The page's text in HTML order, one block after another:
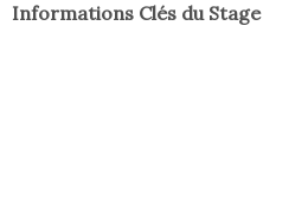
Informations Clés du Stage